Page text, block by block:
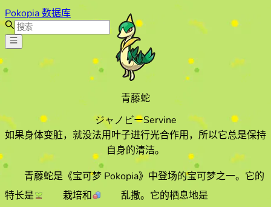
Pokopia 数据库
青藤蛇
ジャノビーServine
如果身体变脏，就没法用叶子进行光合作用，所以它总是保持
自身的清洁。
青藤蛇是《宝可梦 Pokopia》中登场的宝可梦之一。它的
特长是 栽培和 乱撒。它的栖息地是